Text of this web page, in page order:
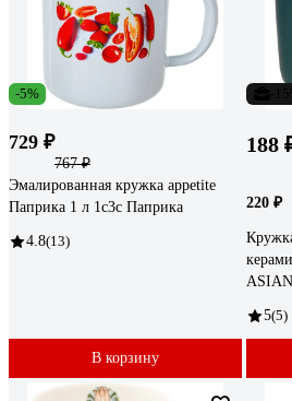
-5%
729 ₽
767 ₽
Эмалированная кружка appetite
Паприка 1 л 1с3с Паприка
4.8(13)
В корзину
188
220 ₽
5(5)